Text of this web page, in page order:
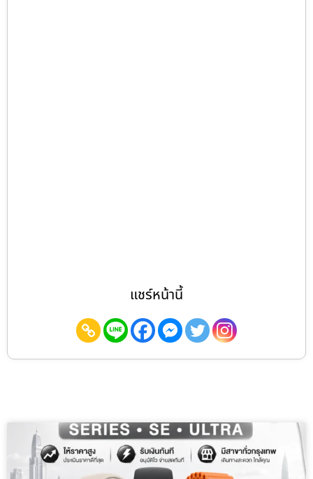
แชร์หน้านี้